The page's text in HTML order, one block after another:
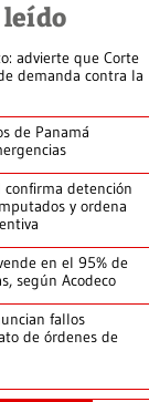
leído
advierte que Corte
demanda contra la
de Panamá
confirma detención
y ordena
en el 95% de
según Acodeco
fallos
de órdenes de